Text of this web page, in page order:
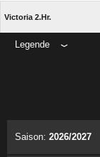
Victoria 2.Hr.
Legende
Saison: 2026/2027